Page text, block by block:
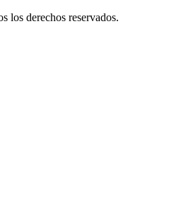
los derechos reservados.